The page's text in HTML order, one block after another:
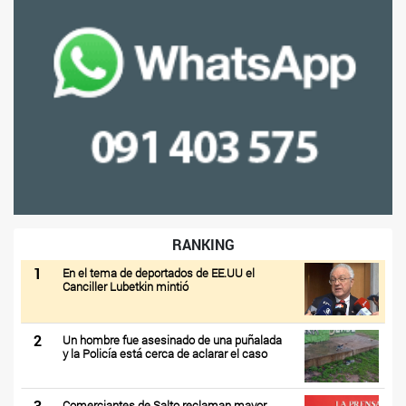
RANKING
1
En el tema de deportados de EE.UU el
Canciller Lubetkin mintió
2
Un hombre fue asesinado de una puñalada
y la Policía está cerca de aclarar el caso